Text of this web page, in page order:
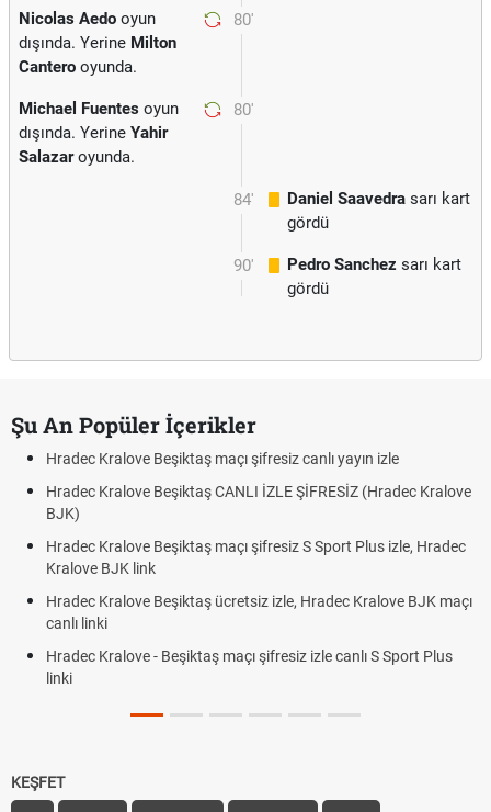
80'
Nicolas Aedo oyun
dışında. Yerine Milton
Cantero oyunda.
80'
Michael Fuentes oyun
dışında. Yerine Yahir
Salazaroyunda.
84' Daniel Saavedra sarı kart
gördü
90' Pedro Sanchez sarı kart
gördü
Şu An Popüler İçerikler
Hradec Kralove Beşiktaş maçı şifresiz canlı yayın izle
Hradec Kralove Beşiktaş CANLI İZLE ŞİFRESİZ (Hradec Kralove
BJK)
Hradec Kralove Beşiktaş maçı şifresiz S Sport Plus izle, Hradec
Kralove BJK link
Hradec Kralove Beşiktaş ücretsiz izle, Hradec Kralove BJK maçı
canlı linki
Hradec Kralove - Beşiktaş maçı şifresiz izle canlı S Sport Plus
linki
KEŞFET